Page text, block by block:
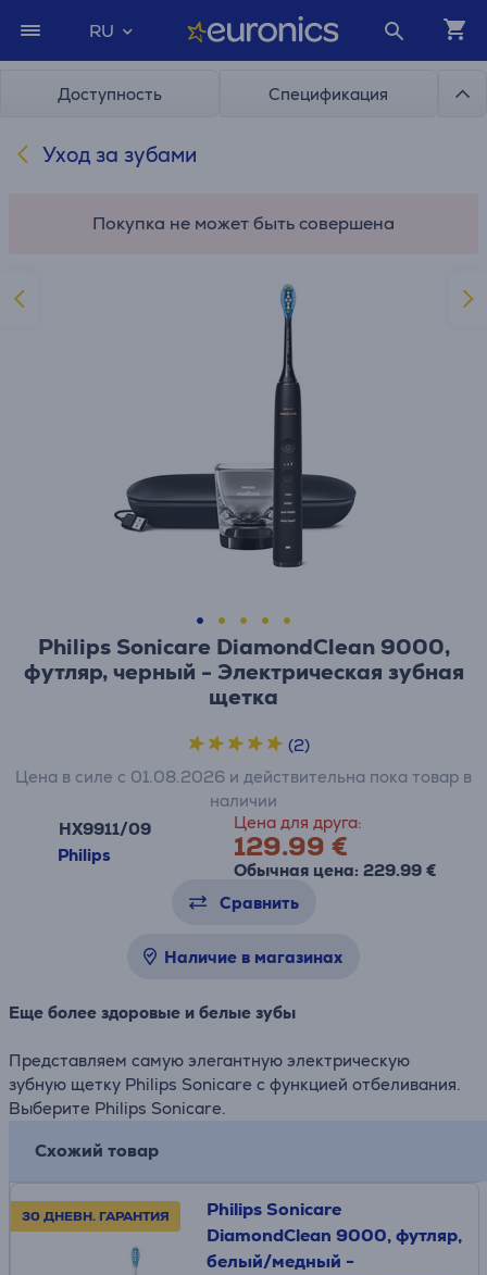
RU
Доступность Спецификация
Уход за зубами
Покупка не может быть совершена
Philips Sonicare DiamondClean 9000,
футляр, черный - Электрическая зубная
щетка
HX9911/09
Philips
Цена для друга:
129.99 €
Обычная цена: 229.99 €
Цена в силе с 01.08.2026 и действительна пока товар в
наличии
(2)
Сравнить
Наличие в магазинах
Еще более здоровые и белые зубы
Представляем самую элегантную электрическую
зубную щетку Philips Sonicare с функцией отбеливания.
Выберите Philips Sonicare.
Схожий товар
30 ДНЕВН. ГАРАНТИЯ
Philips Sonicare
DiamondClean 9000, футляр,
белый/медный -